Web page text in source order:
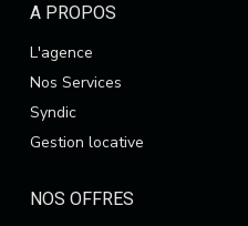
A PROPOS
L'agence
Nos Services
Syndic
Gestion locative
NOS OFFRES